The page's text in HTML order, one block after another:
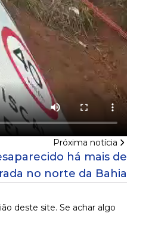
Próxima notícia
há mais de
no norte da Bahia
deste site. Se achar algo